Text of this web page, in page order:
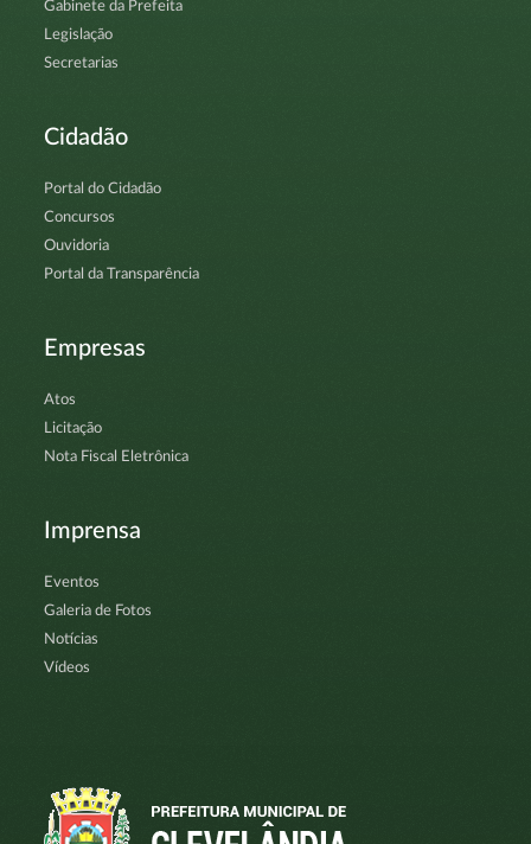
Gabinete da Prefeita
Legislação
Secretarias
Cidadão
Portal do Cidadão
Concursos
Ouvidoria
Portal da Transparência
Empresas
Atos
Licitação
Nota Fiscal Eletrônica
Imprensa
Eventos
Galeria de Fotos
Notícias
Vídeos